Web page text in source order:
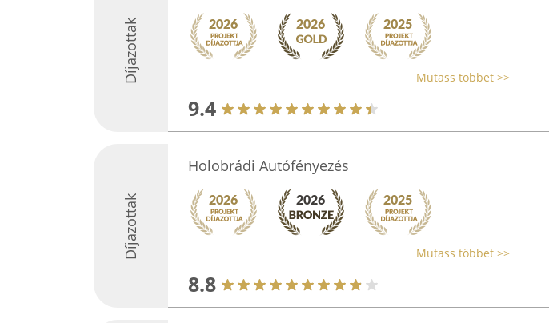
Díjazottak Mutass többet >>
9.4
Díjazottak
Holobrádi Autófényezés
Mutass többet >>
8.8